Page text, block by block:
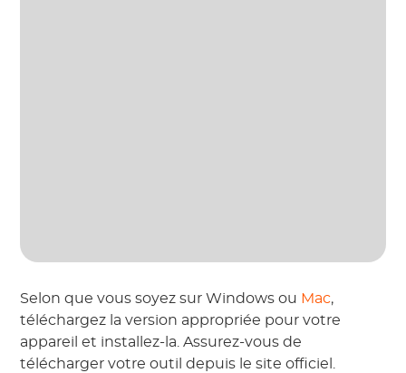
Selon que vous soyez sur Windows ou Mac,
téléchargez la version appropriée pour votre
appareil et installez-la. Assurez-vous de
télécharger votre outil depuis le site officiel.